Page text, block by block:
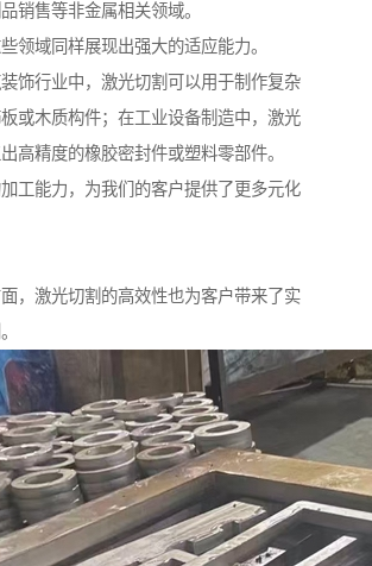
销售等非金属相关领域。
领域同样展现出强大的适应能力。
饰行业中，激光切割可以用于制作复杂
或木质构件；在工业设备制造中，激光
高精度的橡胶密封件或塑料零部件。
工能力，为我们的客户提供了更多元化
，激光切割的高效性也为客户带来了实